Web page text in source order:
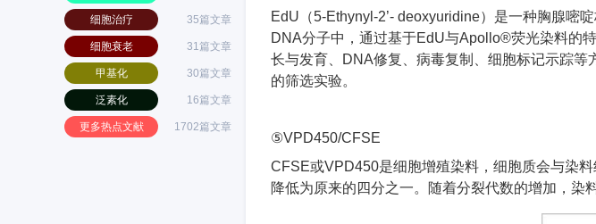
细胞治疗 35篇文章
细胞衰老 31篇文章
甲基化 30篇文章
泛素化 16篇文章
更多热点文献 1702篇文章
EdU（5-Ethynyl-2’- deoxyuridine）是一种胸腺嘧
DNA分子中，通过基于EdU与Apollo®荧光染料的
长与发育、
DNA修复、病毒复制、细胞标记示踪等
的筛选实验。
⑤VPD450/CFSE
CFSE或VPD450是细胞增殖染料，细胞质会与染
降低为原来的四分之一。随着分裂代数的增加，染